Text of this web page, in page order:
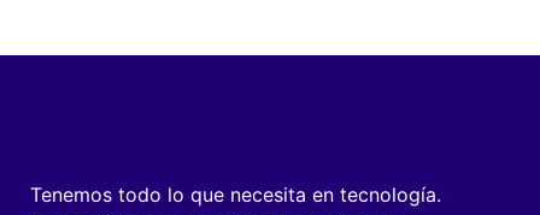
Tenemos todo lo que necesita en tecnología.